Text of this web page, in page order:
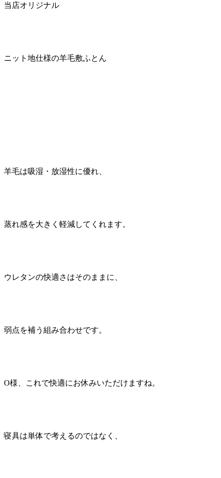
当店オリジナル
ニット地仕様の羊毛敷ふとん
羊毛は吸湿・放湿性に優れ、
蒸れ感を大きく軽減してくれます。
ウレタンの快適さはそのままに、
弱点を補う組み合わせです。
O様、これで快適にお休みいただけますね。
寝具は単体で考えるのではなく、